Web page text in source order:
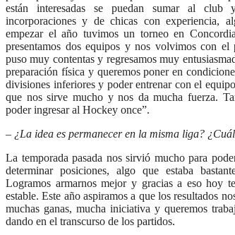
están interesadas se puedan sumar al club
incorporaciones y de chicas con experiencia,
empezar el año tuvimos un torneo en
presentamos dos equipos y nos volvimos con
puso muy contentas y regresamos muy
preparación física y queremos poner en
divisiones inferiores y poder entrenar con el
que nos sirve mucho y nos da mucha fuerza.
poder ingresar al Hockey once”.
– ¿La idea es permanecer en la misma liga?
La temporada pasada nos sirvió mucho para
determinar posiciones, algo que estaba
Logramos armarnos mejor y gracias a eso hoy
estable. Este año aspiramos a que los resultados
muchas ganas, mucha iniciativa y queremos
dando en el transcurso de los partidos.